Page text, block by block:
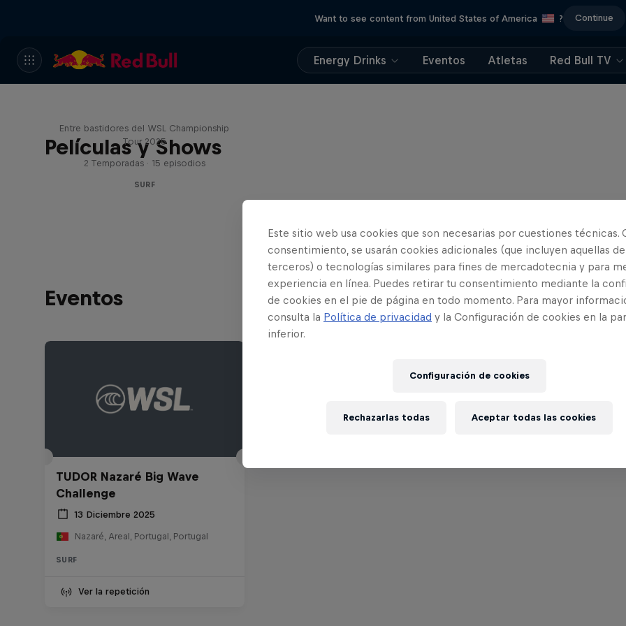
Want to see content from United States of America ? Continue
Energy Drinks Eventos Atletas Red Bull TV
Películas y Shows
Entre bastidores del WSL Championship
Tour 2025
2 Temporadas · 15 episodios
SURF
Eventos
TUDOR Nazaré Big Wave
Challenge
13 Diciembre 2025
Nazaré, Areal, Portugal, Portugal
SURF
Ver la repetición
Este sitio web usa cookies que son necesarias por cuestiones técnicas.
consentimiento, se usarán cookies adicionales (que incluyen aquellas de
terceros) o tecnologías similares para fines de mercadotecnia y para
experiencia en línea. Puedes retirar tu consentimiento mediante la
de cookies en el pie de página en todo momento. Para mayor
consulta la Política de privacidad y la Configuración de cookies en la
inferior.
Configuración de cookies
Rechazarlas todas Aceptar todas las cookies